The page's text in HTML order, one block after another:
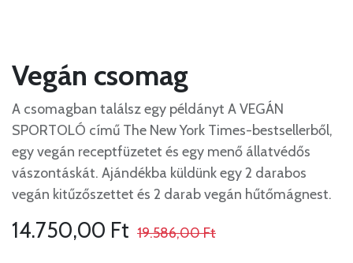
Vegán csomag
A csomagban találsz egy példányt A VEGÁN
SPORTOLÓ című The New York Times-bestsellerből,
egy vegán receptfüzetet és egy menő állatvédős
vászontáskát. Ajándékba küldünk egy 2 darabos
vegán kitűzőszettet és 2 darab vegán hűtőmágnest.
14.750,00 Ft 19.586,00Ft